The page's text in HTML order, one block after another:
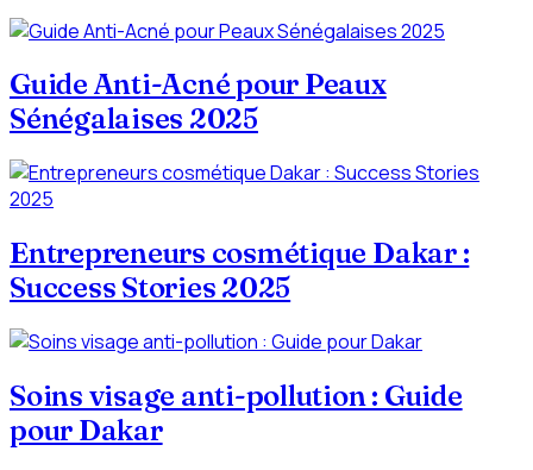
Guide Anti-Acné pour Peaux
Sénégalaises 2025
Entrepreneurs cosmétique Dakar :
Success Stories 2025
Soins visage anti-pollution : Guide
pour Dakar